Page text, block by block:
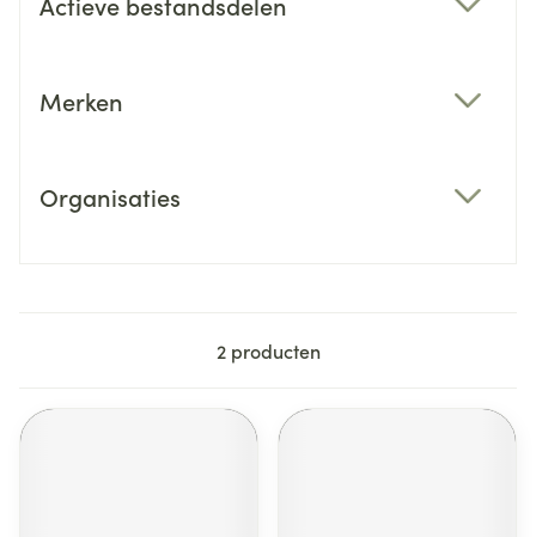
Merken
Organisaties
2producten